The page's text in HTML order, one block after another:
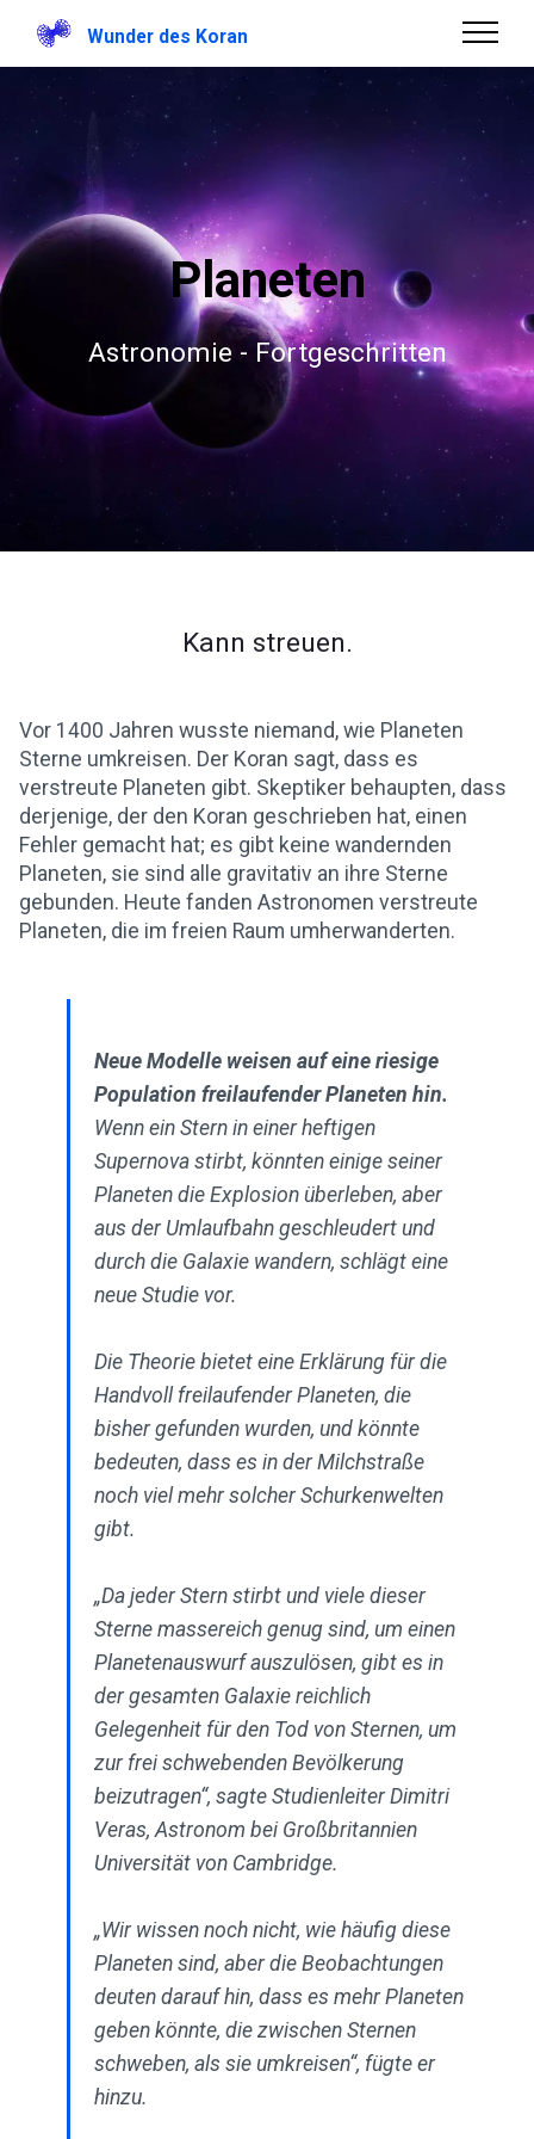
Wunder des Koran
Planeten
Astronomie - Fortgeschritten
Kann streuen.
Vor 1400 Jahren wusste niemand, wie Planeten
Sterne umkreisen. Der Koran sagt, dass es
verstreute Planeten gibt. Skeptiker behaupten, dass
derjenige, der den Koran geschrieben hat, einen
Fehler gemacht hat; es gibt keine wandernden
Planeten, sie sind alle gravitativ an ihre Sterne
gebunden. Heute fanden Astronomen verstreute
Planeten, die im freien Raum umherwanderten.
Neue Modelle weisen auf eine riesige
Population freilaufender Planeten hin.
Wenn ein Stern in einer heftigen
Supernova stirbt, könnten einige seiner
Planeten die Explosion überleben, aber
aus der Umlaufbahn geschleudert und
durch die Galaxie wandern, schlägt eine
neue Studie vor.
Die Theorie bietet eine Erklärung für die
Handvoll freilaufender Planeten, die
bisher gefunden wurden, und könnte
bedeuten, dass es in der Milchstraße
noch viel mehr solcher Schurkenwelten
gibt.
„Da jeder Stern stirbt und viele dieser
Sterne massereich genug sind, um einen
Planetenauswurf auszulösen, gibt es in
der gesamten Galaxie reichlich
Gelegenheit für den Tod von Sternen, um
zur frei schwebenden Bevölkerung
beizutragen“, sagte Studienleiter Dimitri
Veras, Astronom bei Großbritannien
Universität von Cambridge.
„Wir wissen noch nicht, wie häufig diese
Planeten sind, aber die Beobachtungen
deuten darauf hin, dass es mehr Planeten
geben könnte, die zwischen Sternen
schweben, als sie umkreisen“, fügte er
hinzu.